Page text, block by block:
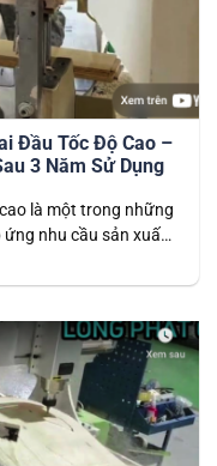
Đầu Tốc Độ Cao –
3 Năm Sử Dụng
là một trong những
ứng nhu cầu sản xuất
tin dùng trong suốt 3